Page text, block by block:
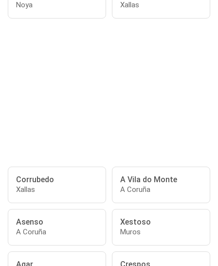
Noya Xallas
Corrubedo
Xallas
A Vila do Monte
A Coruña
Asenso
A Coruña
Xestoso
Muros